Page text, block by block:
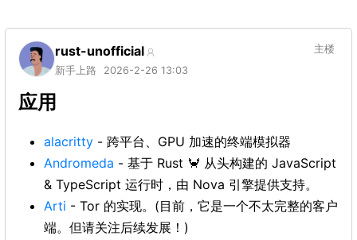
rust-unofficial
新手上路 2026-2-26 13:03
主楼
应用
alacritty - 跨平台、GPU 加速的终端模拟器
Andromeda - 基于 Rust 🦀 从头构建的 JavaScript
& TypeScript 运行时，由 Nova 引擎提供支持。
Arti - Tor 的实现。(目前，它是一个不太完整的客户
端。但请关注后续发展！)